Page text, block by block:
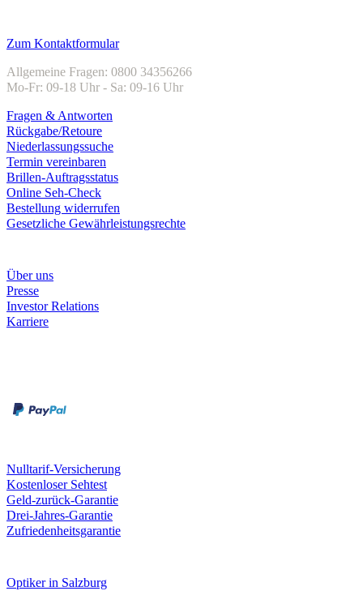
Zum Kontaktformular
Allgemeine Fragen: 0800 34356266
Mo-Fr: 09-18 Uhr - Sa: 09-16 Uhr
Fragen & Antworten
Rückgabe/Retoure
Niederlassungssuche
Termin vereinbaren
Brillen-Auftragsstatus
Online Seh-Check
Bestellung widerrufen
Gesetzliche Gewährleistungsrechte
Über uns
Presse
Investor Relations
Karriere
Nulltarif-Versicherung
Kostenloser Sehtest
Geld-zurück-Garantie
Drei-Jahres-Garantie
Zufriedenheitsgarantie
Optiker in Salzburg